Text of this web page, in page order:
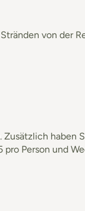
von der
haben
Person und